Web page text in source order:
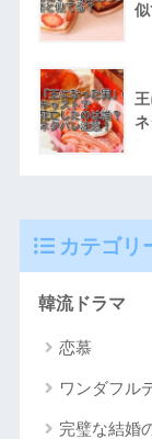
似
ネ
カテゴリ
韓流ドラマ
恋慕
ワンダフル
完璧な結婚